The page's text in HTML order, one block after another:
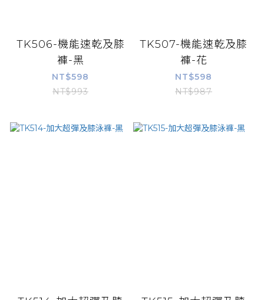
TK506-機能速乾及膝
褲-黑
NT$598
NT$993
TK507-機能速乾及膝
褲-花
NT$598
NT$987